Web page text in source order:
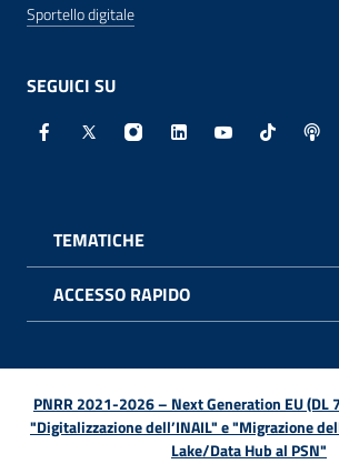
Sportello digitale
SEGUICI SU
Facebook - Sito esterno - Apertura
X - Sito esterno - Apertura
Instagram - Sito
Linkedin - Sito
Youtube -
TikTok
TEMATICHE
ACCESSO RAPIDO
PNRR 2021-2026 – Next Generation EU
"Digitalizzazione dell’INAIL" e "Migrazione
Lake/Data Hub al PSN"